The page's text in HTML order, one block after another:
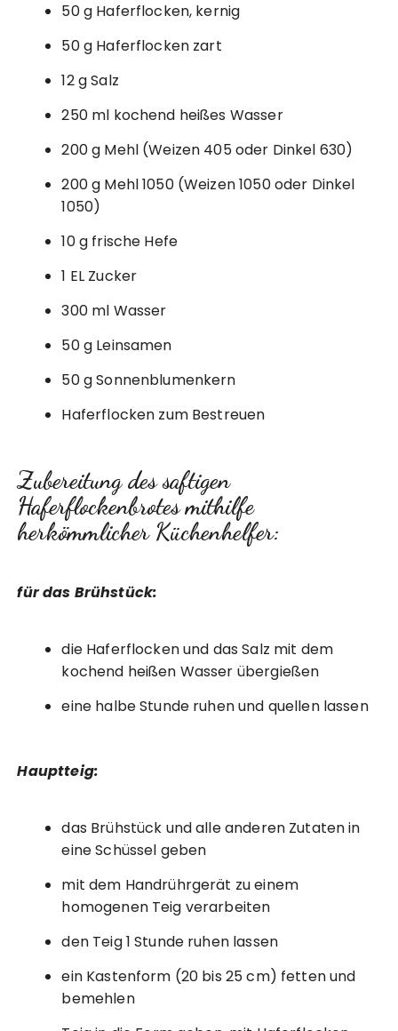
50 g Haferflocken, kernig
50 g Haferflocken zart
12 g Salz
250 ml kochend heißes Wasser
200 g Mehl (Weizen 405 oder Dinkel 630)
200 g Mehl 1050 (Weizen 1050 oder Dinkel
1050)
10 g frische Hefe
1 EL Zucker
300 ml Wasser
50 g Leinsamen
50 g Sonnenblumenkern
Haferflocken zum Bestreuen
Zubereitung des saftigen
Haferflockenbrotes mithilfe
herkömmlicher Küchenhelfer:
für das Brühstück:
die Haferflocken und das Salz mit dem
kochend heißen Wasser übergießen
eine halbe Stunde ruhen und quellen lassen
Hauptteig:
das Brühstück und alle anderen Zutaten in
eine Schüssel geben
mit dem Handrührgerät zu einem
homogenen Teig verarbeiten
den Teig 1 Stunde ruhen lassen
ein Kastenform (20 bis 25 cm) fetten und
bemehlen